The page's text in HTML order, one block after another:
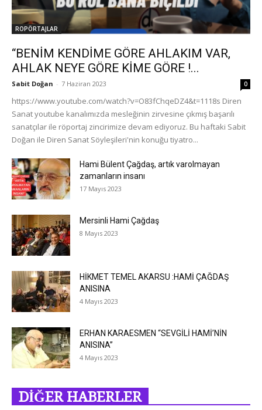
ROPÖRTAJLAR
“BENİM KENDİME GÖRE AHLAKIM VAR,
AHLAK NEYE GÖRE KİME GÖRE !...
Sabit Doğan - 7 Haziran 2023 0
https://www.youtube.com/watch?v=O83fChqeDZ4&t=1118s Diren
Sanat youtube kanalımızda mesleğinin zirvesine çıkmış başarılı
sanatçılar ile röportaj zincirimize devam ediyoruz. Bu haftaki Sabit
Doğan ile Diren Sanat Söyleşileri'nin konuğu tiyatro...
Hami Bülent Çağdaş, artık varolmayan
zamanların insanı
17 Mayıs 2023
Mersinli Hami Çağdaş
8 Mayıs 2023
HİKMET TEMEL AKARSU :HAMİ ÇAĞDAŞ
ANISINA
4 Mayıs 2023
ERHAN KARAESMEN “SEVGİLİ HAMİ’NİN
ANISINA”
4 Mayıs 2023
DİĞER HABERLER